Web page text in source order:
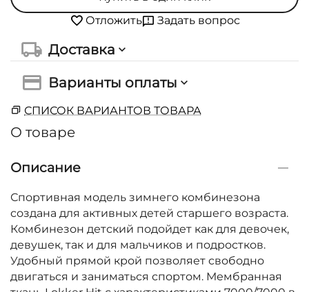
Отложить
Задать вопрос
Доставка
Варианты оплаты
СПИСОК ВАРИАНТОВ ТОВАРА
О товаре
Описание
Спортивная модель зимнего комбинезона
создана для активных детей старшего возраста.
Комбинезон детский подойдет как для девочек,
девушек, так и для мальчиков и подростков.
Удобный прямой крой позволяет свободно
двигаться и заниматься спортом. Мембранная